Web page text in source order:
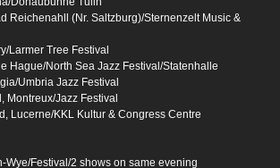
Reichenahll (Nr. Saltzburg)/Sternenzelt Music &
Larmer Tree Festival
Hague/North Sea Jazz Festival/Statenhalle
Umbria Jazz Festival
Montreux/Jazz Festival
Lucerne/KKL Kultur & Congress Centre
Wye/Festival/2 shows on same evening